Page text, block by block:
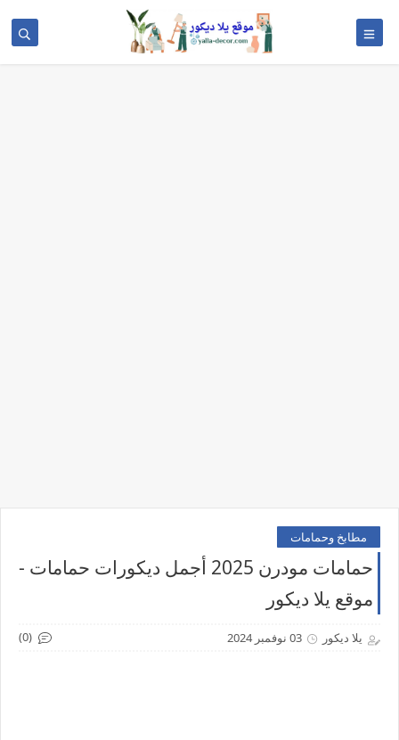
مطابخ وحمامات
حمامات مودرن 2025 أجمل ديكورات حمامات -
موقع يلا ديكور
يلا ديكور 03 نوفمبر 2024 (0)